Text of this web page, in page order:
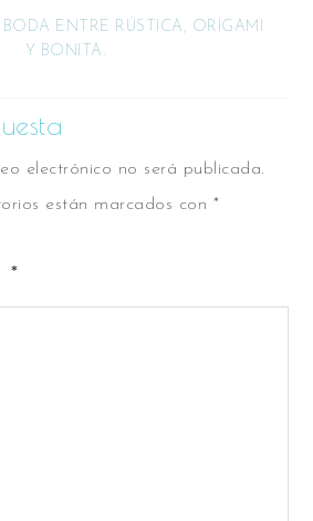
ENTRE RÚSTICA, ORIGAMI
Y BONITA.
electrónico no será publicada.
están marcados con *
*